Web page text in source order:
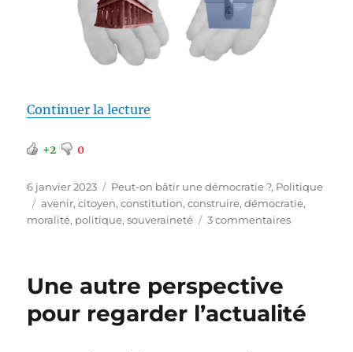
Continuer la lecture
+2 0
Publié
le
6 janvier 2023 Catégories
Peut-on bâtir une démocratie ?, Politique
Étiquettes
avenir,citoyen,constitution,construire,démocratie,
moralité, politique,souveraineté 3 commentairessur
les
Une autre perspective
pour regarder l’actualité